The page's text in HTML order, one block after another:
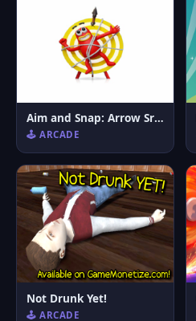
Aim and Snap: Arrow Srike
🕹️ ARCADE
Not Drunk Yet!
🕹️ ARCADE